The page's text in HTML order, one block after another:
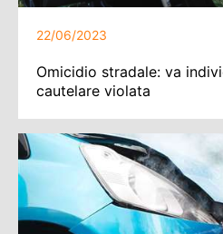
22/06/2023
Omicidio stradale: va
cautelare violata